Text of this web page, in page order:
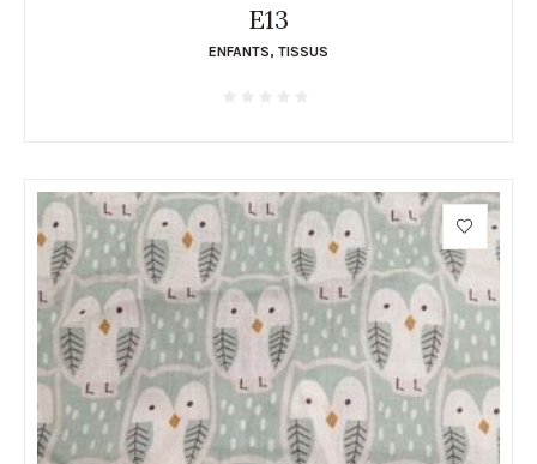
E13
ENFANTS, TISSUS